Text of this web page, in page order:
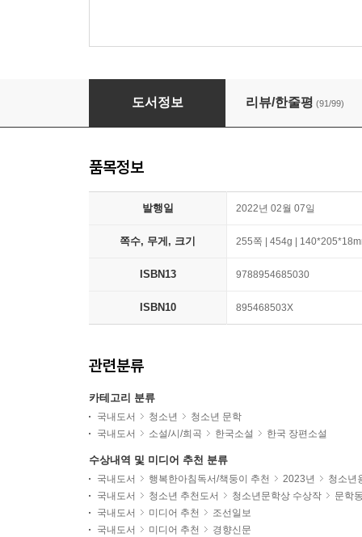
도서정보 리뷰/한줄평 (91/99)
품목정보
발행일 2022년 02월 07일
쪽수, 무게, 크기 255쪽 | 454g |
ISBN13 9788954685030
ISBN10 895468503X
관련분류
카테고리 분류
국내도서 청소년
청소년 문학
국내도서
소설/시/희곡 한국소설 한국 장편소설
수상내역 및 미디어 추천 분류
국내도서 행복한아침독서/책둥이 추천 2023년
청소년
국내도서
청소년 추천도서 청소년문학상 수상작
문학
국내도서
미디어 추천
조선일보
국내도서
미디어 추천 경향신문